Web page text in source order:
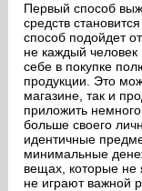
Первый способ
средств
способ подойдет
не каждый человек
себе в покупке
продукции. Это
магазине, так и
приложить
больше своего
идентичные
минимальные
вещах, которые не
не играют важной